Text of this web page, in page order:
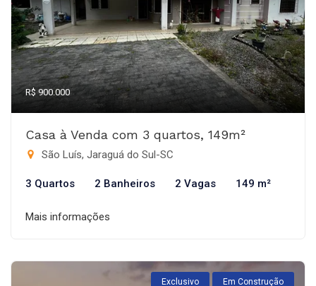
R$ 900.000
Casa à Venda com 3 quartos, 149m²
São Luís, Jaraguá do Sul-SC
3 Quartos 2 Banheiros 2 Vagas 149 m²
Mais informações
Exclusivo Em Construção